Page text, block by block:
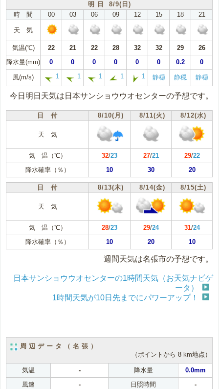
明 日 8/9(日)
時 間
00 03 06 09 12 15 18 21
天 気
気温(℃) 22 21 22 28 32 32 29
26
降水量(mm)
0 0 0 0 0 0 0.2 0
風(m/s) 1 1 1 1 1 静穏 静穏 静穏
今日明日天気は日本サンショウウオセンターの予想です。
日 付 8/10(月) 8/11(火) 8/12(水)
天 気
気 温（℃） 32/23 27/21 29/22
降水確率（％）
10 30 20
日 付 8/13(木) 8/14(金) 8/15(土)
天 気
気 温（℃） 28/23 29/24 31/24
降水確率（％）
10 20 10
週間天気は名張市の予想です。
日本サンショウウオセンターの1時間天気（お天気ナビゲ
ータ）
1時間天気が10日先までにパワーアップ！
周辺データ（名張）
（ポイントから 8 km地点）
気温 - 降水量
0.0mm
風速
- 日照時間 -